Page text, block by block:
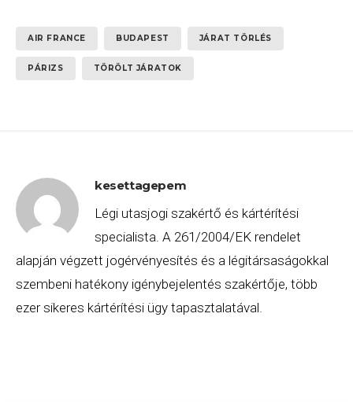
AIR FRANCE BUDAPEST JÁRAT TÖRLÉS
PÁRIZS TÖRÖLT JÁRATOK
kesettagepem
Légi utasjogi szakértő és kártérítési
specialista. A 261/2004/EK rendelet
alapján végzett jogérvényesítés és a légitársaságokkal
szembeni hatékony igénybejelentés szakértője, több
ezer sikeres kártérítési ügy tapasztalatával.